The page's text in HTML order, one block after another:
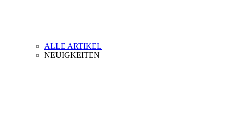
ALLE ARTIKEL
NEUIGKEITEN